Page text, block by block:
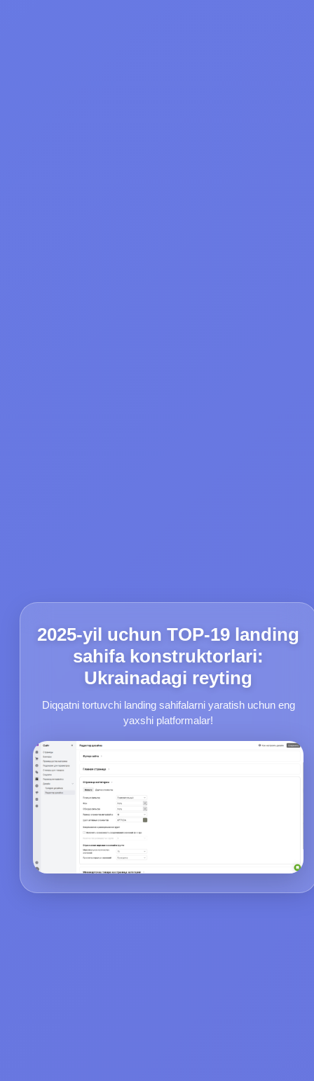
2025-yil uchun TOP-19 landing
sahifa konstruktorlari:
Ukrainadagi reyting
Diqqatni tortuvchi landing sahifalarni yaratish uchun eng
yaxshi platformalar!